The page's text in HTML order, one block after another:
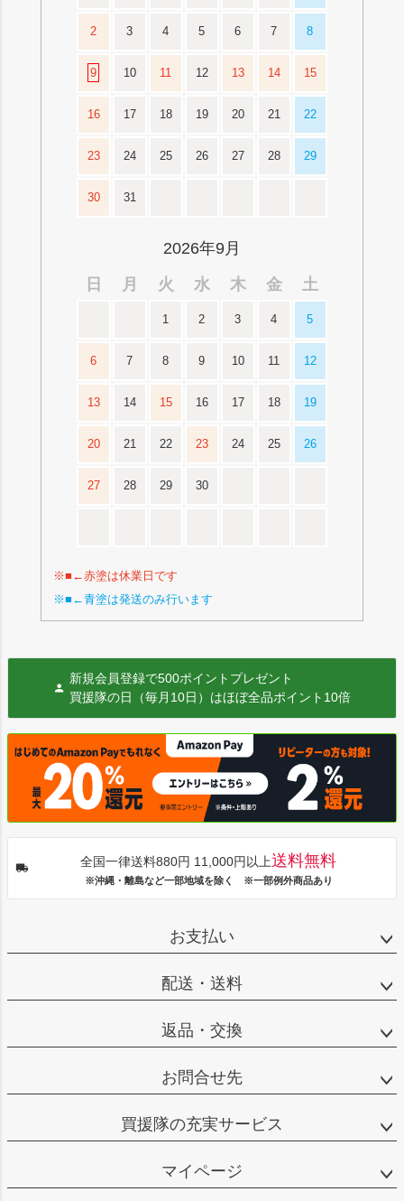
2 3 4 5 6 7 8
9 10 11 12 13 14 15
16 17 18 19 20 21 22
23 24 25 26 27 28 29
30 31
2026年9月
日
月 火 水 木 金 土
1 2 3 4 5
6 7 8 9 10 11 12
13 14 15 16 17 18 19
20 21 22 23 24 25 26
27 28 29 30
※■←赤塗は休業日です
※■←青塗は発送のみ行います
新規会員登録で500ポイントプレゼント
買援隊の日（毎月10日）はほぼ全品ポイント10倍
全国一律送料880円 11,000円以上送料無料
※沖縄・離島など一部地域を除く ※一部例外商品あり
お支払い
配送・送料
返品・交換
お問合せ先
買援隊の充実サービス
マイページ